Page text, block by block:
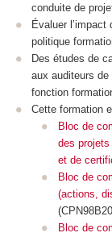
conduite de
Évaluer
politique
Des études de
aux auditeurs
fonction
Cette formation
Bloc de
des
et de
Bloc de
(actions,
Bloc de